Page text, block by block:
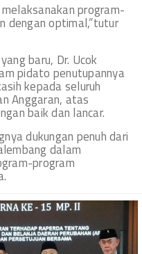
program-
dengan optimal,”tutur
baru, Dr. Ucok
pidato penutupannya
kepada seluruh
Anggaran, atas
baik dan lancar.
dukungan penuh dari
dalam
program